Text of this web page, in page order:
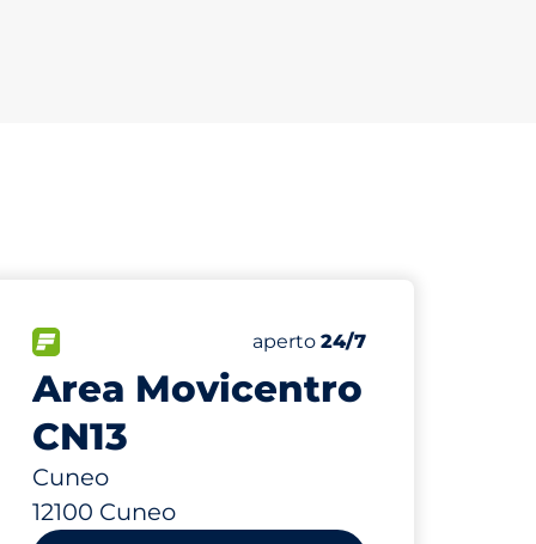
Area Movicentro
CN13
Cuneo
12100 Cuneo
Numero di posti auto:
Posti totali
Sabato
aperto 24/7
0 m